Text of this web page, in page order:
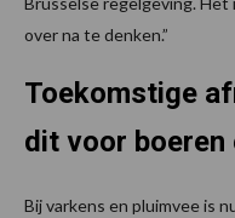
over na te denken.”
Toekomstige
dit voor boeren
Bij varkens en pluimvee is